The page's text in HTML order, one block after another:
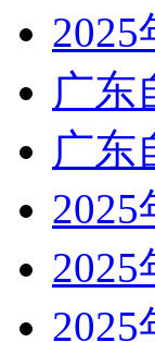
广东
广东